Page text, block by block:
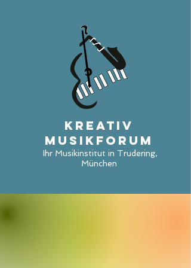
Kreativ
Musikforum
Ihr Musikinstitut in Trudering,
München